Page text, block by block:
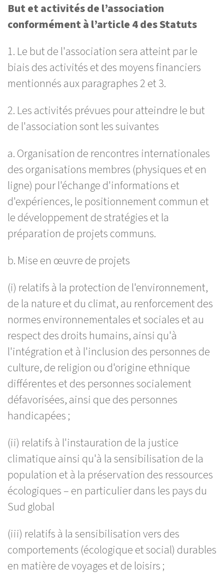
But et activités de l’association
conformément à l’article 4 des Statuts
1. Le but de l'association sera atteint par le
biais des activités et des moyens financiers
mentionnés aux paragraphes 2 et 3.
2. Les activités prévues pour atteindre le but
de l'association sont les suivantes
a. Organisation de rencontres internationales
des organisations membres (physiques et en
ligne) pour l'échange d'informations et
d'expériences, le positionnement commun et
le développement de stratégies et la
préparation de projets communs.
b. Mise en œuvre de projets
(i) relatifs à la protection de l'environnement,
de la nature et du climat, au renforcement des
normes environnementales et sociales et au
respect des droits humains, ainsi qu'à
l'intégration et à l'inclusion des personnes de
culture, de religion ou d'origine ethnique
différentes et des personnes socialement
défavorisées, ainsi que des personnes
handicapées ;
(ii) relatifs à l'instauration de la justice
climatique ainsi qu'à la sensibilisation de la
population et à la préservation des ressources
écologiques – en particulier dans les pays du
Sud global
(iii) relatifs à la sensibilisation vers des
comportements (écologique et social) durables
en matière de voyages et de loisirs ;